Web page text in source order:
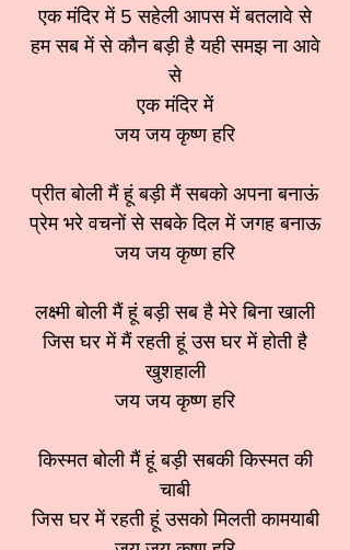
एक मंदिर में 5 सहेली आपस में बतलावे से
हम सब में से कौन बड़ी है यही समझ ना आवे
से
एक मंदिर में
जय जय कृष्ण हरि
प्रीत बोली मैं हूं बड़ी मैं सबको अपना बनाऊं
प्रेम भरे वचनों से सबके दिल में जगह बनाऊ
जय जय कृष्ण हरि
लक्ष्मी बोली मैं हूं बड़ी सब है मेरे बिना खाली
जिस घर में मैं रहती हूं उस घर में होती है
खुशहाली
जय जय कृष्ण हरि
किस्मत बोली मैं हूं बड़ी सबकी किस्मत की
चाबी
जिस घर में रहती हूं उसको मिलती कामयाबी